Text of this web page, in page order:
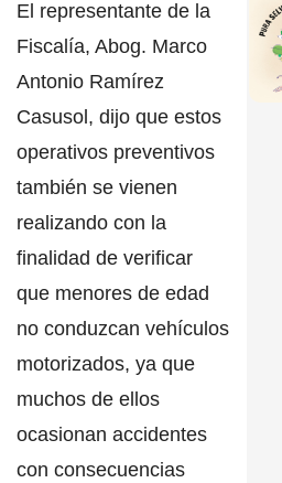
El representante de la
Fiscalía, Abog. Marco
Antonio Ramírez
Casusol, dijo que estos
operativos preventivos
también se vienen
realizando con la
finalidad de verificar
que menores de edad
no conduzcan vehículos
motorizados, ya que
muchos de ellos
ocasionan accidentes
con consecuencias